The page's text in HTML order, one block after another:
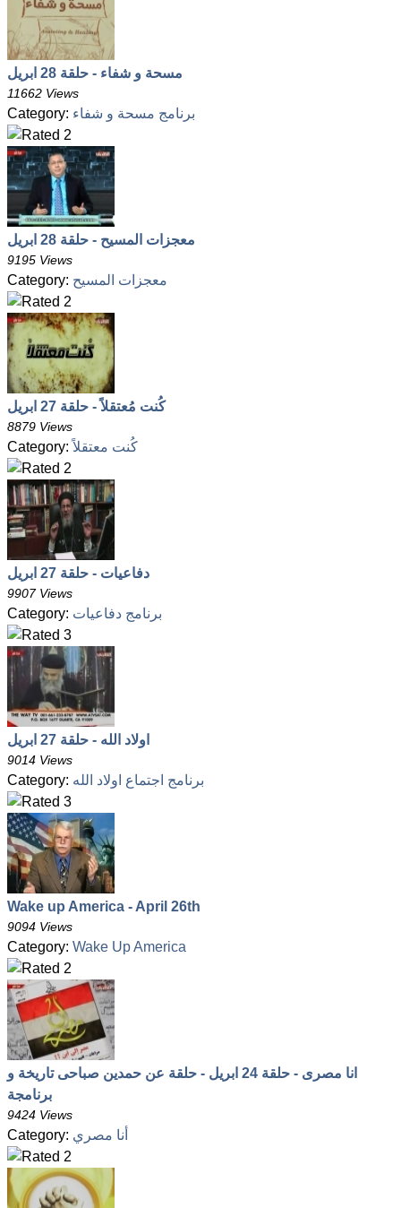
مسحة و شفاء - حلقة 28 ابريل
11662 Views
Category: برنامج مسحة و شفاء
معجزات المسيح - حلقة 28 ابريل
9195 Views
Category: معجزات المسيح
كُنت مُعتقلاً - حلقة 27 ابريل
8879 Views
Category:كُنت معتقلاً
دفاعيات - حلقة 27 ابريل
9907 Views
Category: برنامج دفاعيات
اولاد الله - حلقة 27 ابريل
9014 Views
Category: برنامج اجتماع اولاد الله
Wake up America - April 26th
9094 Views
Category: Wake Up America
انا مصرى - حلقة 24 ابريل - حلقة عن حمدين صباحى تاريخة و
برنامجة
9424 Views
Category: أنا مصري